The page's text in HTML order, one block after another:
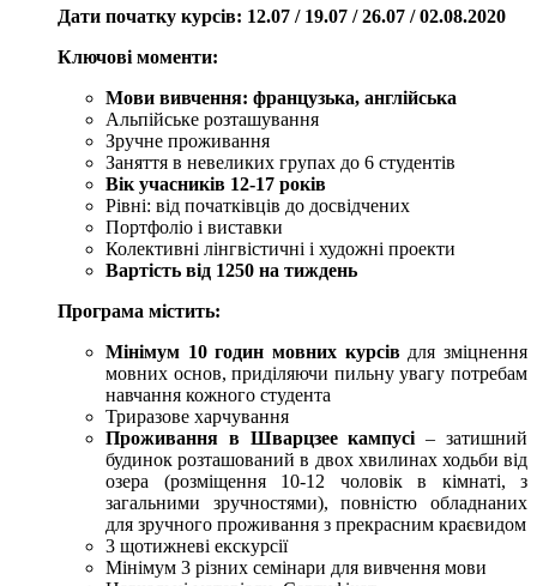
Дати початку курсів: 12.07 / 19.07 / 26.07 / 02.08.2020
Ключові моменти:
Мови вивчення: французька, англійська
Альпійське розташування
Зручне проживання
Заняття в невеликих групах до 6 студентів
Вік учасників 12-17 років
Рівні: від початківців до досвідчених
Портфоліо і виставки
Колективні лінгвістичні і художні проекти
Вартість від 1250 на тиждень
Програма містить:
Мінімум 10 годин мовних курсівдля зміцнення
мовних основ, приділяючи пильну увагу потребам
навчання кожного студента
Триразове харчування
Проживання в Шварцзее кампусі – затишний
будинок розташований в двох хвилинах ходьби від
озера (розміщення 10-12 чоловік в кімнаті, з
загальними зручностями), повністю обладнаних
для зручного проживання з прекрасним краєвидом
3 щотижневі екскурсії
Мінімум 3 різних семінари для вивчення мови